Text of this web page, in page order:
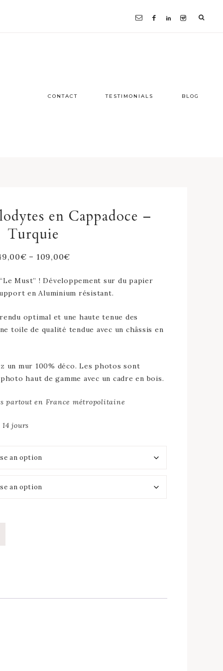
CONTACT TESTIMONIALS BLOG
en Cappadoce –
Turquie
€ – 109,00€
Must” ! Développement sur du papier
en Aluminium résistant.
optimal et une haute tenue des
toile de qualité tendue avec un châssis en
un mur 100% déco. Les photos sont
haut de gamme avec un cadre en bois.
partout en France métropolitaine
jours